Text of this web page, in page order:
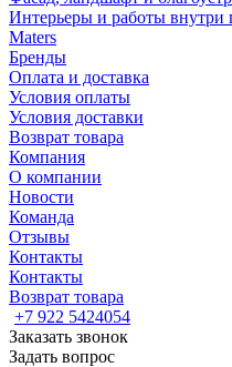
Интерьеры и работы
Maters
Бренды
Оплата и доставка
Условия оплаты
Условия доставки
Возврат товара
Компания
О компании
Новости
Команда
Отзывы
Контакты
Контакты
Возврат товара
+7 922 5424054
Заказать звонок
Задать вопрос